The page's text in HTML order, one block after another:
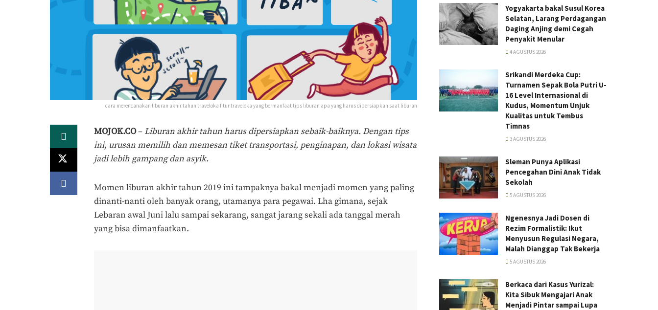
cara merencanakan liburan akhir tahun traveloka fitur traveloka yang bermanfaat tips liburan apa yang harus dipersiapkan saat liburan
MOJOK.CO– Liburan akhir tahun harus dipersiapkan sebaik-baiknya. Dengan tips
ini, urusan memilih dan memesan tiket transportasi, penginapan, dan lokasi wisata
jadi lebih gampang dan asyik.
Momen liburan akhir tahun 2019 ini tampaknya bakal menjadi momen yang paling
dinanti-nanti oleh banyak orang, utamanya para pegawai. Lha gimana, sejak
Lebaran awal Juni lalu sampai sekarang, sangat jarang sekali ada tanggal merah
yang bisa dimanfaatkan.
Yogyakarta bakal Susul Korea
Selatan, Larang Perdagangan
Daging Anjing demi Cegah
Penyakit Menular
4 AGUSTUS 2026
Srikandi Merdeka Cup:
Turnamen Sepak Bola Putri U-
16 Level Internasional di
Kudus, Momentum Unjuk
Kualitas untuk Tembus
Timnas
3 AGUSTUS 2026
Sleman Punya Aplikasi
Pencegahan Dini Anak Tidak
Sekolah
5 AGUSTUS 2026
Ngenesnya Jadi Dosen di
Rezim Formalistik: Ikut
Menyusun Regulasi Negara,
Malah Dianggap Tak Bekerja
5 AGUSTUS 2026
Berkaca dari Kasus Yurizal:
Kita Sibuk Mengajari Anak
Menjadi Pintar sampai Lupa